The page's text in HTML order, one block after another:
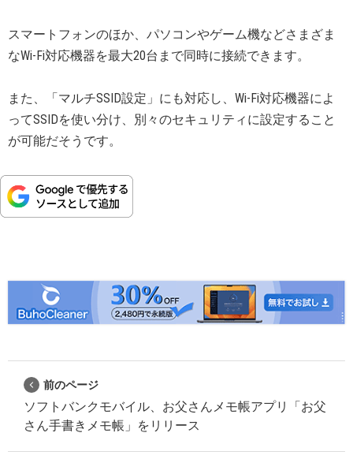
スマートフォンのほか、パソコンやゲーム機などさまざま
なWi-Fi対応機器を最大20台まで同時に接続できます。
また、「マルチSSID設定」にも対応し、Wi-Fi対応機器によ
ってSSIDを使い分け、別々のセキュリティに設定すること
が可能だそうです。
前のページ
ソフトバンクモバイル、お父さんメモ帳アプリ「お父
さん手書きメモ帳」をリリース